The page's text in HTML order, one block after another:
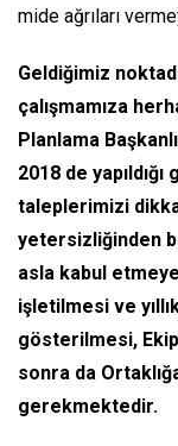
mide ağrıları
Geldiğimiz
çalışmamıza
Planlama
2018 de
taleplerimizi
yetersizliğinden
asla kabul
işletilmesi ve
gösterilmesi,
sonra da
gerekmektedir.